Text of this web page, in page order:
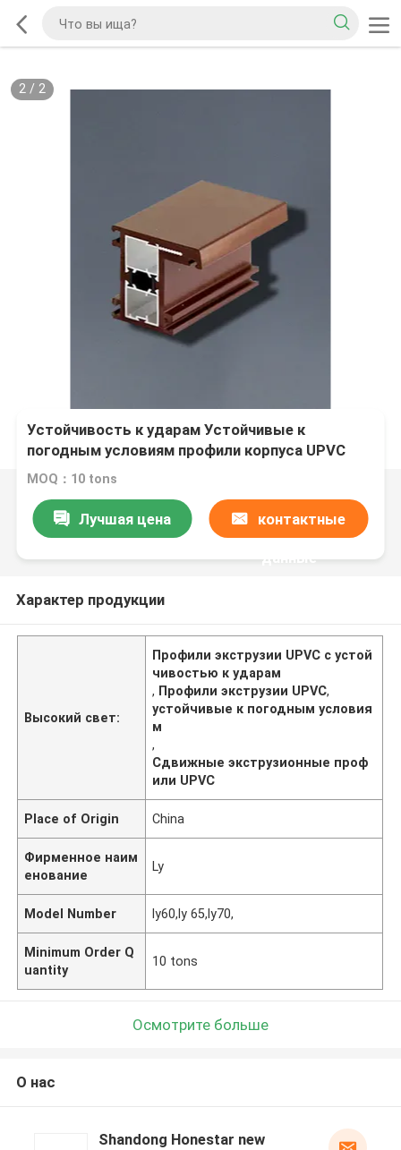
2/ 2
Устойчивость к ударам Устойчивые к
погодным условиям профили корпуса UPVC
или сдвижной экструзии
MOQ：10 tons
Лучшая цена контактные
данные
Характер продукции
Высокий свет:
Профили экструзии UPVC с устой
чивостью к ударам
, Профили экструзии UPVC,
устойчивые к погодным условия
м
,
Сдвижные экструзионные проф
или UPVC
Place of Origin China
Фирменное наим
енование
Ly
Model Number ly60,ly 65,ly70,
Minimum Order Q
uantity
10 tons
Осмотрите больше
О нас
Shandong Honestar new